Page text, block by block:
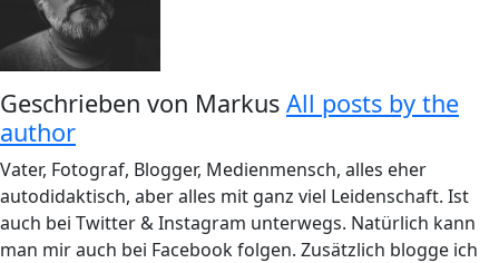
Geschrieben von Markus All posts by the
author
Vater, Fotograf, Blogger, Medienmensch, alles eher
autodidaktisch, aber alles mit ganz viel Leidenschaft. Ist
auch bei Twitter & Instagram unterwegs. Natürlich kann
man mir auch bei Facebook folgen. Zusätzlich blogge ich